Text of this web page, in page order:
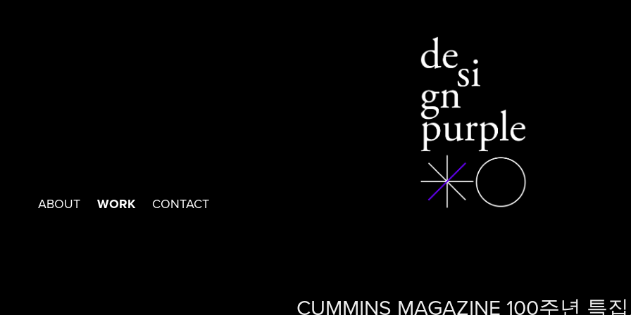
ABOUT WORK CONTACT
CUMMINS MAGAZINE 100주년 특